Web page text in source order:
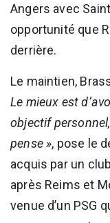
Angers avec
opportunité que
derrière.
Le maintien,
Le mieux est
objectif
pense », pose le
acquis par un
après Reims et
venue d’un PSG